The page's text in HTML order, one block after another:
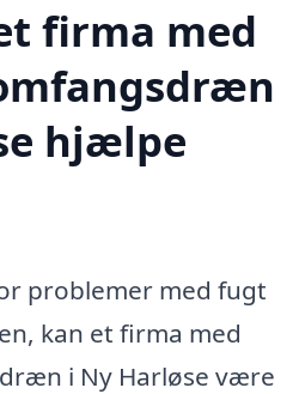
firma med
hjælpe
problemer med fugt
kan et firma med
i Ny Harløse være